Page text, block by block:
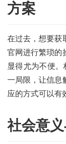
首
号
卡
百
科
防
诈
方案
在过去，想要获
官网进行繁琐的
显得尤为不便。
一局限，让信息
应的方式可以有
社会意